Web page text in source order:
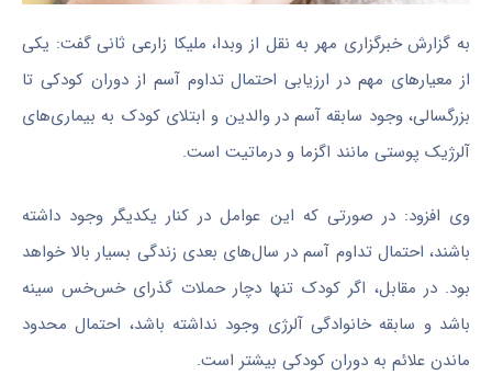
به گزارش خبرگزاری مهر به نقل از وبدا، ملیکا زارعی ثانی گفت‌: یکی
از معیارهای مهم در ارزیابی احتمال تداوم آسم از دوران کودکی تا
بزرگسالی، وجود سابقه آسم در والدین و ابتلای کودک به بیماری‌های
آلرژیک پوستی مانند اگزما و درماتیت است.
وی افزود: در صورتی که این عوامل در کنار یکدیگر وجود داشته
باشند، احتمال تداوم آسم در سال‌های بعدی زندگی بسیار بالا خواهد
بود. در مقابل، اگر کودک تنها دچار حملات گذرای خس‌خس سینه
باشد و سابقه خانوادگی آلرژی وجود نداشته باشد، احتمال محدود
ماندن علائم به دوران کودکی بیشتر است.